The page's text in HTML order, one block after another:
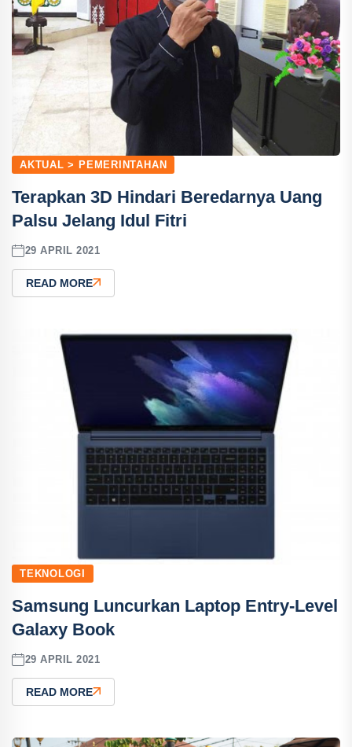
AKTUAL > PEMERINTAHAN
Terapkan 3D Hindari Beredarnya Uang
Palsu Jelang Idul Fitri
29 APRIL 2021
READ MORE
TEKNOLOGI
Samsung Luncurkan Laptop Entry-Level
Galaxy Book
29 APRIL 2021
READ MORE